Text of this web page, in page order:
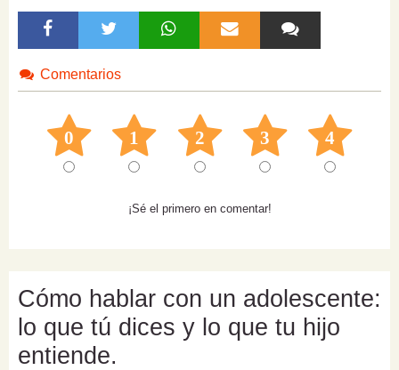
Comentarios
0 1 2 3 4
¡Sé el primero en comentar!
Cómo hablar con un adolescente:
lo que tú dices y lo que tu hijo
entiende.